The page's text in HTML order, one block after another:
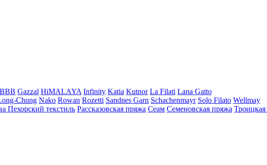
BBB Gazzal HiMALAYA Infinity Katia Kutnor La Filati Lana Gatto
Chung Nako Rowan Rozetti Sandnes Garn Schachenmayr Solo Filato Wellmay
Пехорский текстиль Рассказовская пряжа Сеам Семеновская пряжа Троицкая